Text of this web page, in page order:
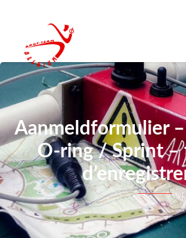
Aanmeldformulier
O-ring / Sprint –